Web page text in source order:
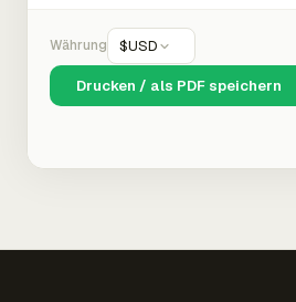
Währung $USD
Drucken / als PDF speichern